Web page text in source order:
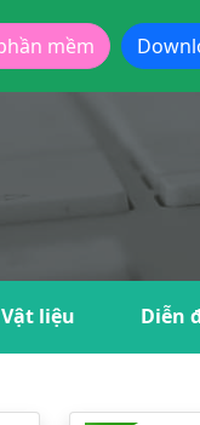
mềm
Vật liệu Diễn